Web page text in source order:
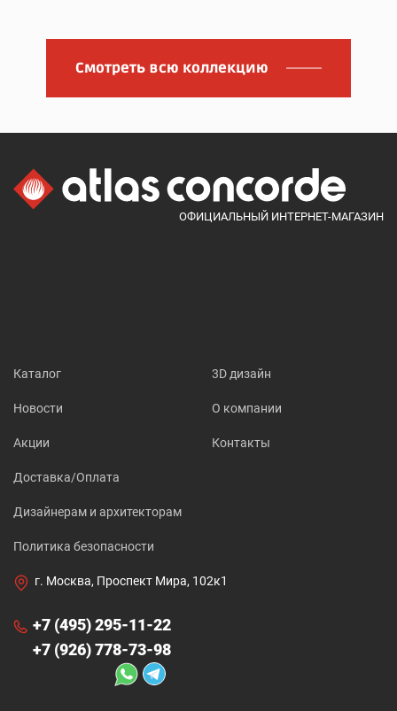
Смотреть всю коллекцию
ОФИЦИАЛЬНЫЙ ИНТЕРНЕТ-МАГАЗИН
Каталог
Новости
Акции
3D дизайн
О компании
Контакты
Доставка/Оплата
Дизайнерам и архитекторам
Политика безопасности
г. Москва, Проспект Мира, 102к1
+7 (495) 295-11-22
+7 (926) 778-73-98